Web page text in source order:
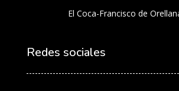
El Coca-Francisco de
Redes sociales